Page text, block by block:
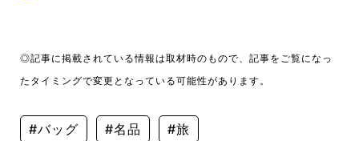
◎記事に掲載されている情報は取材時のもので、記事をご覧になっ
たタイミングで変更となっている可能性があります。
#バッグ #名品 #旅